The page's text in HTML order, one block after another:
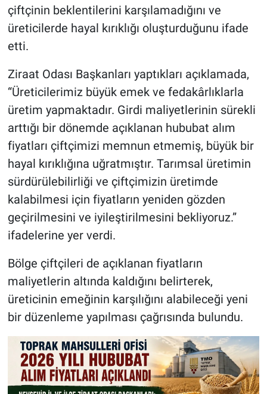
çiftçinin beklentilerini karşılamadığını ve
üreticilerde hayal kırıklığı oluşturduğunu ifade
etti.
Ziraat Odası Başkanları yaptıkları açıklamada,
“Üreticilerimiz büyük emek ve fedakârlıklarla
üretim yapmaktadır. Girdi maliyetlerinin sürekli
arttığı bir dönemde açıklanan hububat alım
fiyatları çiftçimizi memnun etmemiş, büyük bir
hayal kırıklığına uğratmıştır. Tarımsal üretimin
sürdürülebilirliği ve çiftçimizin üretimde
kalabilmesi için fiyatların yeniden gözden
geçirilmesini ve iyileştirilmesini bekliyoruz.”
ifadelerine yer verdi.
Bölge çiftçileri de açıklanan fiyatların
maliyetlerin altında kaldığını belirterek,
üreticinin emeğinin karşılığını alabileceği yeni
bir düzenleme yapılması çağrısında bulundu.
Çevre